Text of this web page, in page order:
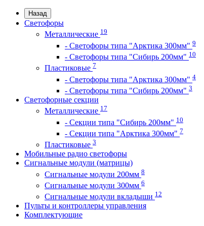
Назад
Светофоры
Металлические 19
- Светофоры типа "Арктика 300мм" 9
- Светофоры типа "Сибирь 200мм" 10
Пластиковые 7
- Светофоры типа "Арктика 300мм" 4
- Светофоры типа "Сибирь 200мм" 3
Светофорные секции
Металлические 17
- Секции типа "Сибирь 200мм" 10
- Секции типа "Арктика 300мм" 7
Пластиковые 3
Мобильные радио светофоры
Сигнальные модули (матрицы)
Сигнальные модули 200мм 8
Сигнальные модули 300мм 6
Сигнальные модули вкладыши 12
Пульты и контроллеры управления
Комплектующие